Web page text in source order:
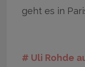
geht es in
# Uli Rohde